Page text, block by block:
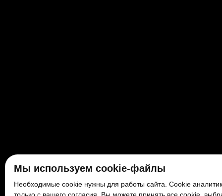
Мы используем cookie-файлы
Необходимые cookie нужны для работы сайта. Cookie